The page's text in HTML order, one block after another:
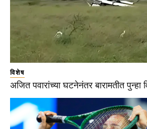
विशेष
अजित पवारांच्या घटनेनंतर बारामतीत पुन्हा